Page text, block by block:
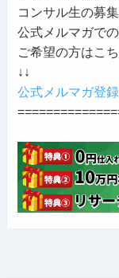
コンサル生の募
公式メルマガで
ご希望の方はこ
↓↓
公式メルマガ登録